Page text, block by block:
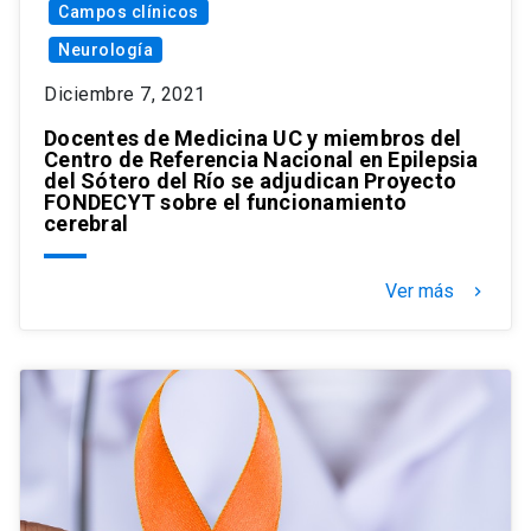
Campos clínicos
Neurología
Diciembre 7, 2021
Docentes de Medicina UC y miembros del
Centro de Referencia Nacional en Epilepsia
del Sótero del Río se adjudican Proyecto
FONDECYT sobre el funcionamiento
cerebral
Ver más keyboard_arrow_right